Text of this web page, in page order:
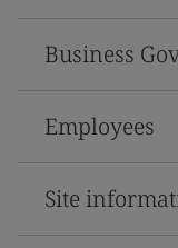
Business
Employees
Site